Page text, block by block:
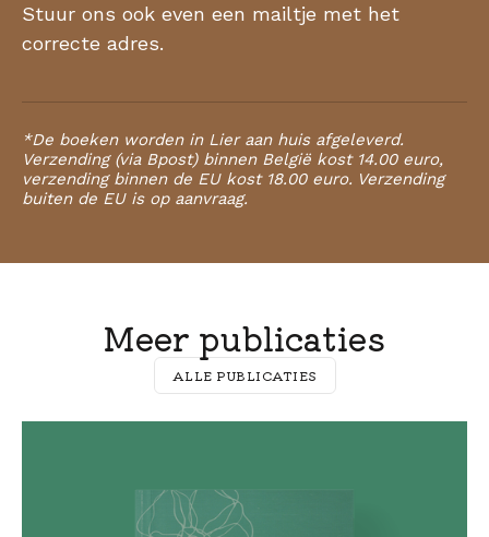
Stuur ons ook even een mailtje met het
correcte adres.
*De boeken worden in Lier aan huis afgeleverd.
Verzending (via Bpost) binnen België kost 14.00 euro,
verzending binnen de EU kost 18.00 euro. Verzending
buiten de EU is op aanvraag.
Meer publicaties
ALLE PUBLICATIES